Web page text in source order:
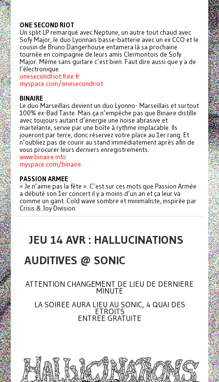
ONE SECOND RIOT
Un split LP remarqué avec Neptune, un autre tout chaud avec
Sofy Major, le duo Lyonnais basse-batterie avec un ex CCO et le
cousin de Bruno Dangerhouse entamera là sa prochaine
tournée en compagnie de leurs amis Clermontois de Sofy
Major. Même sans guitare c’est bien. Faut dire aussi que y a de
l’électronique.
onesecondriot.free.fr
myspace.com/onesecondriot
BINAIRE
Le duo Marseillais devient un duo Lyonno- Marseillais et surtout
100% ex-Bad Taste. Mais ça n’empêche pas que Binaire distille
avec toujours autant d’énergie une noise abrasive et
martelante, servie par une boîte à rythme implacable. Ils
joueront par terre, donc réservez votre place au 1er rang. Et
n’oubliez pas de courir au stand immédiatement après afin de
vous procurer leurs derniers enregistrements.
www.binaire.info
myspace.com/binaire
PASSION ARMEE
« Je n’aime pas la fête ». C’est sur ces mots que Passion Armée
a débuté son 1er concert il y a moins d’un an et ça leur va
comme un gant. Cold wave sombre et minimaliste, inspirée par
Crisis & Joy Division.
JEU 14 AVR : HALLUCINATIONS
AUDITIVES @ SONIC
ATTENTION CHANGEMENT DE LIEU DE DERNIERE
MINUTE
LA SOIREE AURA LIEU AU SONIC, 4 QUAI DES
ETROITS
ENTREE GRATUITE